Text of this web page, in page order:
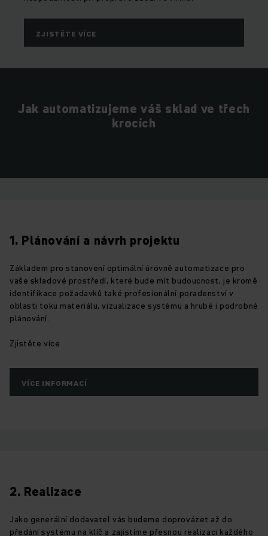
ZJISTĚTE VÍCE
Jak automatizujeme váš sklad ve třech
krocích
1. Plánování a návrh projektu
Základem pro stanovení optimální úrovně automatizace pro
vaše skladové prostředí, které bude mít budoucnost, je kromě
identifikace požadavků také profesionální poradenství v
oblasti toku materiálu, vizualizace systému a hrubé i podrobné
plánování.
Zjistěte více
VÍCE INFORMACÍ
2. Realizace
Jako generální dodavatel vás budeme doprovázet až do
předání systému na klíč a zajistíme přesnou realizaci každého